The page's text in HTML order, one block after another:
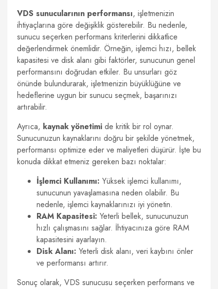
VDS sunucularının performansı, işletmenizin
ihtiyaçlarına göre değişiklik gösterebilir. Bu nedenle,
sunucu seçerken performans kriterlerini dikkatlice
değerlendirmek önemlidir. Örneğin, işlemci hızı, bellek
kapasitesi ve disk alanı gibi faktörler, sunucunun genel
performansını doğrudan etkiler. Bu unsurları göz
önünde bulundurarak, işletmenizin büyüklüğüne ve
hedeflerine uygun bir sunucu seçmek, başarınızı
artırabilir.
Ayrıca, kaynak yönetimi de kritik bir rol oynar.
Sunucunuzun kaynaklarını doğru bir şekilde yönetmek,
performansı optimize eder ve maliyetleri düşürür. İşte bu
konuda dikkat etmeniz gereken bazı noktalar:
İşlemci Kullanımı: Yüksek işlemci kullanımı,
sunucunun yavaşlamasına neden olabilir. Bu
nedenle, işlemci kaynaklarınızı iyi yönetin.
RAM Kapasitesi: Yeterli bellek, sunucunuzun
hızlı çalışmasını sağlar. İhtiyacınıza göre RAM
kapasitesini ayarlayın.
Disk Alanı: Yeterli disk alanı, veri kaybını önler
ve performansı artırır.
Sonuç olarak, VDS sunucusu seçerken performans ve